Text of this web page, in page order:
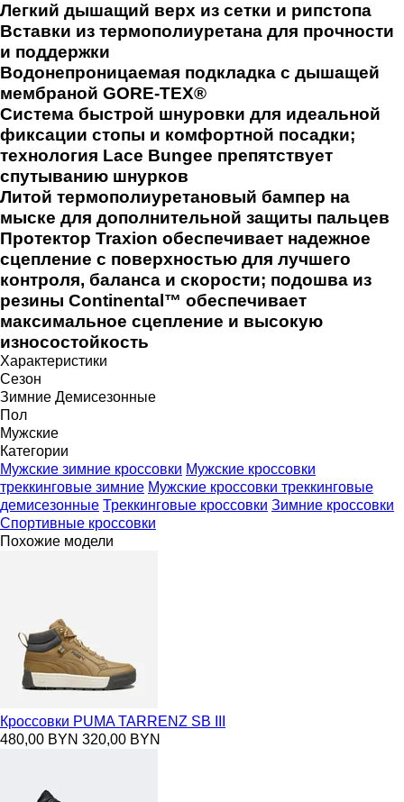
Легкий дышащий верх из сетки и рипстопа
Вставки из термополиуретана для прочности
и поддержки
Водонепроницаемая подкладка с дышащей
мембраной GORE-TEX®
Система быстрой шнуровки для идеальной
фиксации стопы и комфортной посадки;
технология Lace Bungee препятствует
спутыванию шнурков
Литой термополиуретановый бампер на
мыске для дополнительной защиты пальцев
Протектор Traxion обеспечивает надежное
сцепление с поверхностью для лучшего
контроля, баланса и скорости; подошва из
резины Continental™ обеспечивает
максимальное сцепление и высокую
износостойкость
Характеристики
Сезон
Зимние Демисезонные
Пол
Мужские
Категории
Мужские зимние кроссовки Мужские кроссовки
треккинговые зимние Мужские кроссовки треккинговые
демисезонные Треккинговые кроссовки Зимние кроссовки
Спортивные кроссовки
Похожие модели
Кроссовки PUMA TARRENZ SB III
480,00 BYN 320,00 BYN